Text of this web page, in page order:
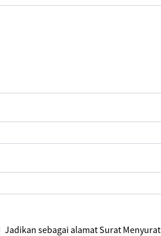
Jadikan sebagai alamat Surat Menyurat